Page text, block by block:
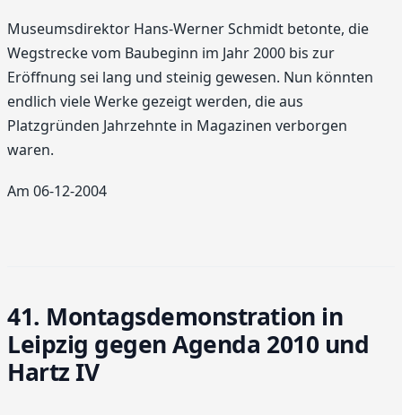
Museumsdirektor Hans-Werner Schmidt betonte, die
Wegstrecke vom Baubeginn im Jahr 2000 bis zur
Eröffnung sei lang und steinig gewesen. Nun könnten
endlich viele Werke gezeigt werden, die aus
Platzgründen Jahrzehnte in Magazinen verborgen
waren.
Am 06-12-2004
41. Montagsdemonstration in
Leipzig gegen Agenda 2010 und
Hartz IV